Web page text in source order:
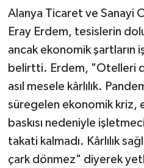
Alanya Ticaret ve Sanayi
Eray Erdem, tesislerin
ancak ekonomik şartların
belirtti. Erdem, "Otelleri
asıl mesele kârlılık.
süregelen ekonomik kriz,
baskısı nedeniyle
takati kalmadı. Kârlılık
çark dönmez" diyerek